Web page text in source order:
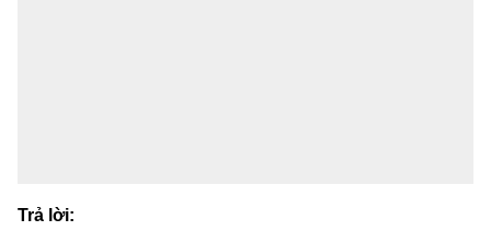
Trả lời: